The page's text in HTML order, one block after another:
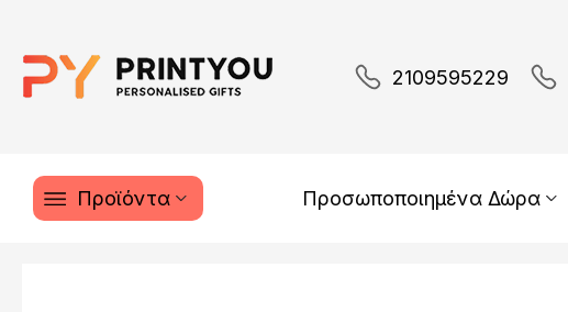
2109595229
Προϊόντα Προσωποποιημένα Δώρα